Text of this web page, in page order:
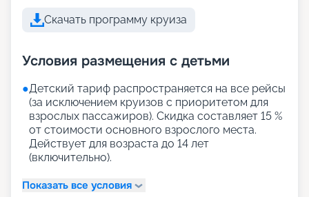
Скачать программу круиза
Условия размещения с детьми
●Детский тариф распространяется на все рейсы
(за исключением круизов с приоритетом для
взрослых пассажиров). Скидка составляет 15 %
от стоимости основного взрослого места.
Действует для возраста до 14 лет
(включительно).
Показать все условия